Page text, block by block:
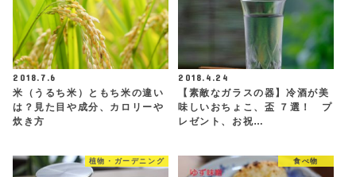
2018.7.6
米（うるち米）ともち米の違い
は？見た目や成分、カロリーや
炊き方
2018.4.24
【素敵なガラスの器】冷酒が美
味しいおちょこ、盃 ７選！ プ
レゼント、お祝…
植物・ガーデニング 食べ物